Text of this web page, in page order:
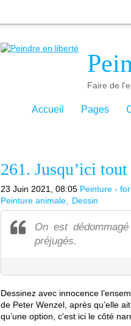
Faire de
Accueil Pages
261. Jusqu’ici
23 Juin 2021, 08:05 Peinture -
Peinture animale
Dessin
On est
préjugés.
Dessinez avec innocence
de Peter Wenzel, après qu’elle
qu’une option, c’est ici le côté